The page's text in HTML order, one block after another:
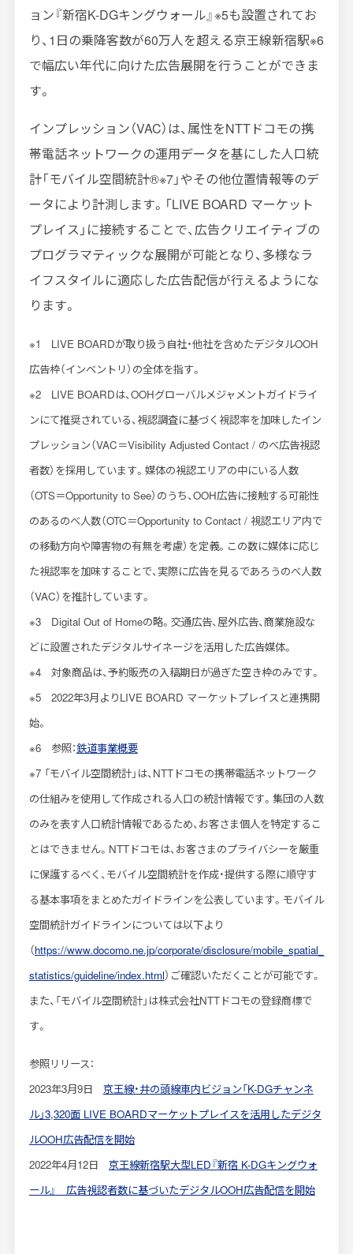
ョン『新宿K-DGキングウォール』※5も設置されてお
り、1日の乗降客数が60万人を超える京王線新宿駅※6
で幅広い年代に向けた広告展開を行うことができま
す。
インプレッション（VAC）は、属性をNTTドコモの携
帯電話ネットワークの運用データを基にした人口統
計「モバイル空間統計®※7」やその他位置情報等のデ
ータにより計測します。「LIVE BOARD マーケット
プレイス」に接続することで、広告クリエイティブの
プログラマティックな展開が可能となり、多様なラ
イフスタイルに適応した広告配信が行えるようにな
ります。
※1 LIVE BOARDが取り扱う自社・他社を含めたデジタルOOH
広告枠（インベントリ）の全体を指す。
※2 LIVE BOARDは、OOHグローバルメジャメントガイドライ
ンにて推奨されている、視認調査に基づく視認率を加味したイン
プレッション（VAC＝Visibility Adjusted Contact / のべ広告視認
者数）を採用しています。媒体の視認エリアの中にいる人数
（OTS＝Opportunity to See）のうち、OOH広告に接触する可能性
のあるのべ人数（OTC＝Opportunity to Contact / 視認エリア内で
の移動方向や障害物の有無を考慮）を定義。この数に媒体に応じ
た視認率を加味することで、実際に広告を見るであろうのべ人数
（VAC）を推計しています。
※3 Digital Out of Homeの略。交通広告、屋外広告、商業施設な
どに設置されたデジタルサイネージを活用した広告媒体。
※4 対象商品は、予約販売の入稿期日が過ぎた空き枠のみです。
※5 2022年3月よりLIVE BOARD マーケットプレイスと連携開
始。
※6 参照：鉄道事業概要
※7 「モバイル空間統計」は、NTTドコモの携帯電話ネットワーク
の仕組みを使用して作成される人口の統計情報です。集団の人数
のみを表す人口統計情報であるため、お客さま個人を特定するこ
とはできません。NTTドコモは、お客さまのプライバシーを厳重
に保護するべく、モバイル空間統計を作成・提供する際に順守す
る基本事項をまとめたガイドラインを公表しています。モバイル
空間統計ガイドラインについては以下より
（https://www.docomo.ne.jp/corporate/disclosure/mobile_spatial_
statistics/guideline/index.html）ご確認いただくことが可能です。
また、「モバイル空間統計」は株式会社NTTドコモの登録商標で
す。
参照リリース：
2023年3月9日 京王線・井の頭線車内ビジョン「K-DGチャンネ
ル」3,320面 LIVE BOARDマーケットプレイスを活用したデジタ
ルOOH広告配信を開始
2022年4月12日 京王線新宿駅大型LED『新宿 K-DGキングウォ
ール』 広告視認者数に基づいたデジタルOOH広告配信を開始